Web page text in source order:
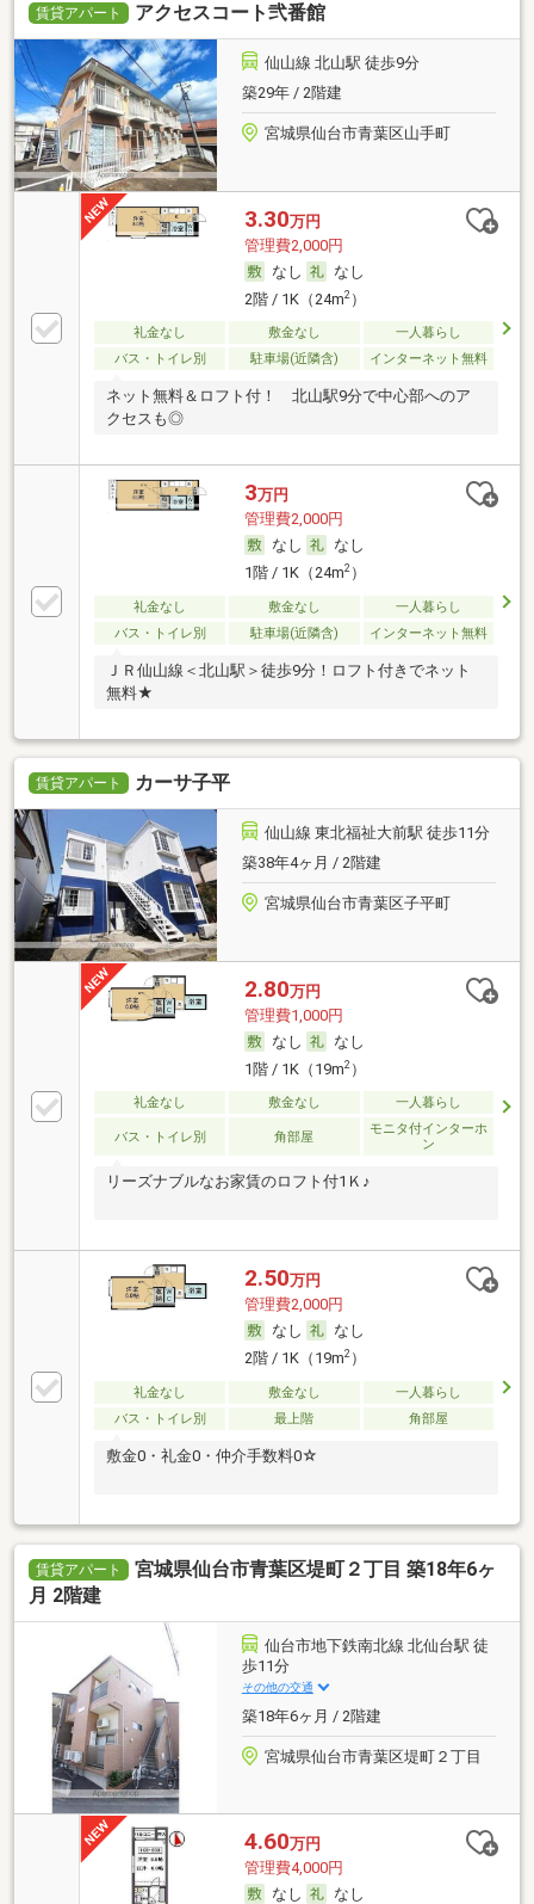
賃貸アパート アクセスコート弐番館
仙山線 北山駅 徒歩9分
築29年 / 2階建
宮城県仙台市青葉区山手町
3.30万円
管理費2,000円
なし
なし
2階 / 1K（24m2）
礼金なし 敷金なし
一人暮らし
バス・トイレ別
駐車場(近隣含) インターネット無料
ネット無料＆ロフト付！ 北山駅9分で中心部へのア
クセスも◎
3万円
管理費2,000円
なし
なし
1階 / 1K（24m2）
礼金なし 敷金なし
一人暮らし
バス・トイレ別
駐車場(近隣含) インターネット無料
ＪＲ仙山線＜北山駅＞徒歩9分！ロフト付きでネット
無料★
賃貸アパート カーサ子平
仙山線 東北福祉大前駅 徒歩11分
築38年4ヶ月 / 2階建
宮城県仙台市青葉区子平町
2.80万円
管理費1,000円
なし
なし
1階 / 1K（19m2）
礼金なし 敷金なし 一人暮らし
バス・トイレ別 角部屋
モニタ付インターホ
ン
リーズナブルなお家賃のロフト付1Ｋ♪
2.50万円
管理費2,000円
なし
なし
2階 / 1K（19m2）
礼金なし 敷金なし
一人暮らし
バス・トイレ別
最上階 角部屋
敷金0・礼金0・仲介手数料0☆
賃貸アパート
宮城県仙台市青葉区堤町２丁目 築18年6ヶ
月 2階建
仙台市地下鉄南北線 北仙台駅 徒
歩11分
その他の交通
築18年6ヶ月 / 2階建
宮城県仙台市青葉区堤町２丁目
4.60万円
管理費4,000円
なし
なし